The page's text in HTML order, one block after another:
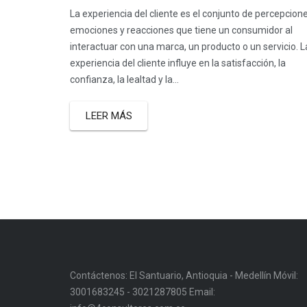
La experiencia del cliente es el conjunto de
emociones y reacciones que tiene un consumidor al
interactuar con una marca, un producto o un servicio.
experiencia del cliente influye en la satisfacción, la
confianza, la lealtad y la...
LEER MÁS
Contáctenos: El Santuario, Antioquia - Medellín Móvil:
3001683245 - 3021287805 Email: